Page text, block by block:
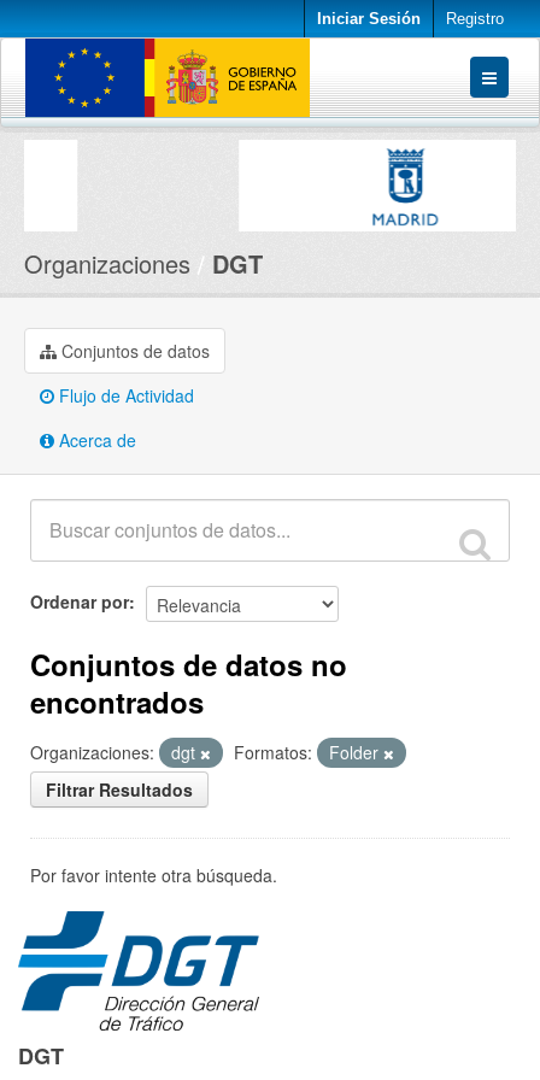
Iniciar Sesión Registro
Conjuntos de datos
Organizaciones DGT
Conjuntos de datos
Flujo de Actividad
Acerca de
Ordenar por
Conjuntos de datos no
encontrados
Organizaciones: dgt Formatos:
Folder
Filtrar Resultados
Por favor intente otra búsqueda.
DGT